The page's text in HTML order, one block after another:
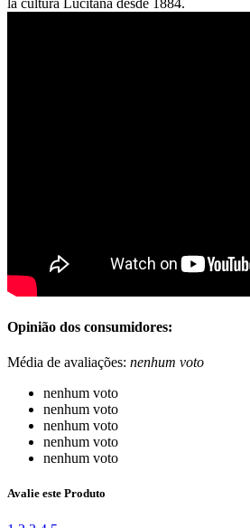
Opinião dos consumidores:
Média de avaliações: nenhum voto
nenhum voto
nenhum voto
nenhum voto
nenhum voto
nenhum voto
Avalie este Produto